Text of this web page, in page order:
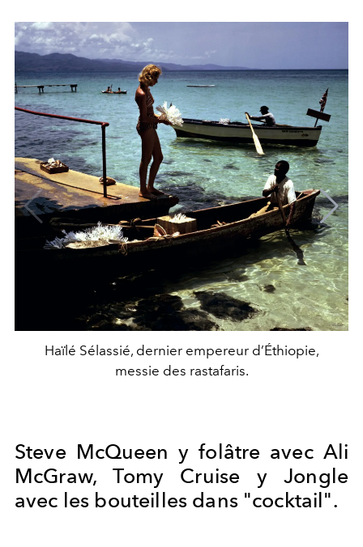
Haïlé Sélassié, dernier empereur d’Éthiopie,
messie des rastafaris.
Steve McQueen y folâtre avec Ali
McGraw, Tomy Cruise y Jongle
avec les bouteilles dans "cocktail".